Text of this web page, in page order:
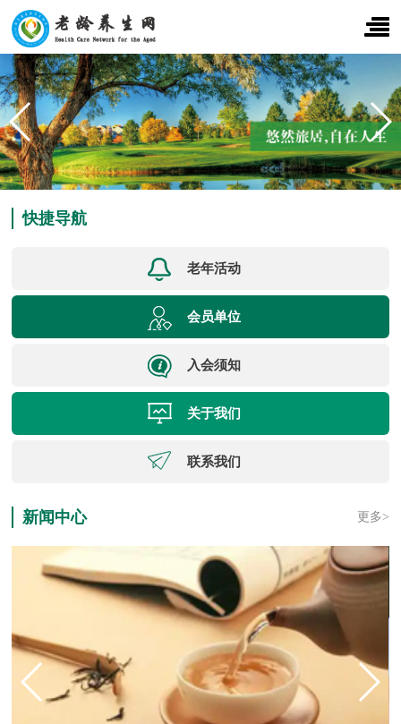
快捷导航
老年活动
会员单位
入会须知
关于我们
联系我们
新闻中心 更多>